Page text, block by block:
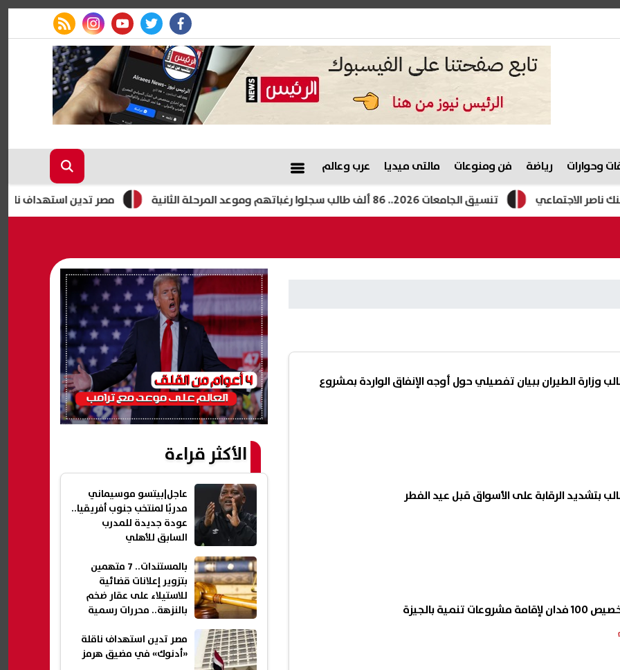
facebook
twitter
youtube
instagram
rss feed
وحوارات رياضة فن ومنوعات مالتى ميديا عرب وعالم
مصر تدين استهداف ناقلة تنسيق الجامعات 2026.. 86 ألف طالب سجلوا رغباتهم وموعد المرحلة الثانية
وزارة الطيران ببيان تفصيلي حول أوجه الإنفاق الواردة بمشروع
بتشديد الرقابة على الأسواق قبل عيد الفطر
بالجيزة
الأكثر قراءة
عاجل|بيتسو موسيماني
مدربًا لمنتخب جنوب أفريقيا..
عودة جديدة للمدرب
السابق للأهلي
بالمستندات.. 7 متهمين
بتزوير إعلانات قضائية
للاستيلاء على عقار ضخم
بالنزهة.. محررات رسمية
مصر تدين استهداف ناقلة
«أدنوك» في مضيق هرمز